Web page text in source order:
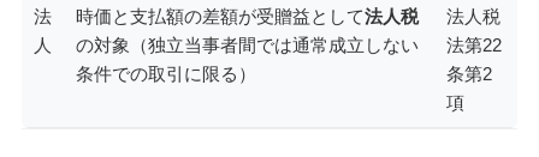
法
人
時価と支払額の差額が受贈益として法人税
の対象（独立当事者間では通常成立しない
条件での取引に限る）
法人税
法第22
条第2
項